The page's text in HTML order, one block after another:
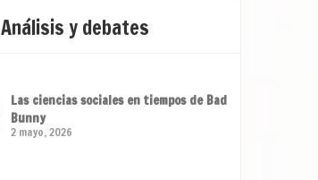
Análisis y debates
Las ciencias sociales en tiempos de Bad
Bunny
2 mayo, 2026